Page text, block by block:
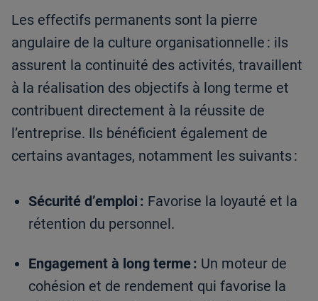
Les effectifs permanents sont la pierre
angulaire de la culture organisationnelle : ils
assurent la continuité des activités, travaillent
à la réalisation des objectifs à long terme et
contribuent directement à la réussite de
l’entreprise. Ils bénéficient également de
certains avantages, notamment les suivants :
Sécurité d’emploi : Favorise la loyauté et la
rétention du personnel.
Engagement à long terme : Un moteur de
cohésion et de rendement qui favorise la